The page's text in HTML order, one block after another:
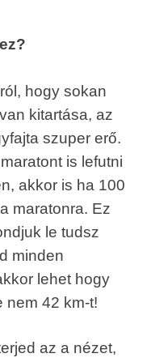
hogy sokan
kitartása, az
szuper erő.
is lefutni
akkor is ha 100
maratonra. Ez
le tudsz
minden
lehet hogy
nem 42 km-t!
az a nézet,